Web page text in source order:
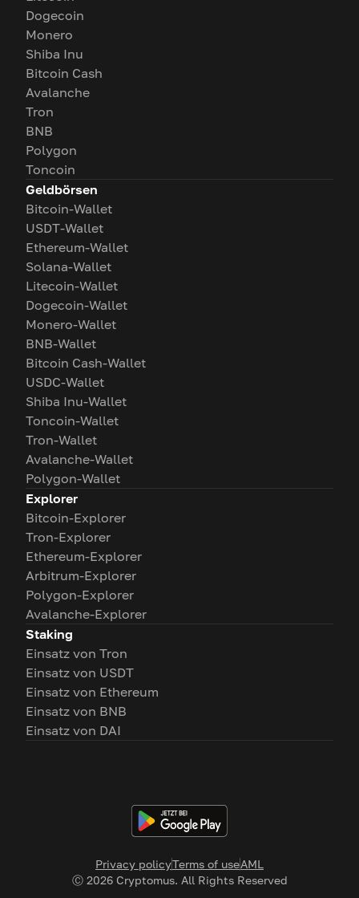
Privacy policyTerms of useAML
Ⓒ 2026Cryptomus. All Rights Reserved
Dogecoin
Monero
Shiba Inu
Bitcoin Cash
Avalanche
Tron
BNB
Polygon
Toncoin
Geldbörsen
Bitcoin-Wallet
USDT-Wallet
Ethereum-Wallet
Solana-Wallet
Litecoin-Wallet
Dogecoin-Wallet
Monero-Wallet
BNB-Wallet
Bitcoin Cash-Wallet
USDC-Wallet
Shiba Inu-Wallet
Toncoin-Wallet
Tron-Wallet
Avalanche-Wallet
Polygon-Wallet
Explorer
Bitcoin-Explorer
Tron-Explorer
Ethereum-Explorer
Arbitrum-Explorer
Polygon-Explorer
Avalanche-Explorer
Staking
Einsatz von Tron
Einsatz von USDT
Einsatz von Ethereum
Einsatz von BNB
Einsatz von DAI